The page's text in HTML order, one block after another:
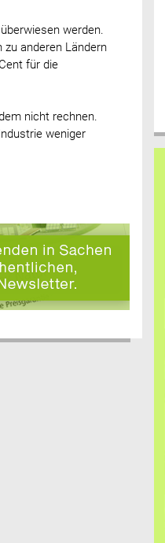
werden.
zu anderen Ländern
für die
nicht rechnen.
weniger